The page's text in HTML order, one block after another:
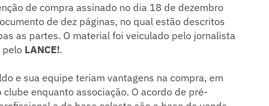
de compra assinado no dia 18 de dezembro
de dez páginas, no qual estão descritos
as partes. O material foi veiculado pelo jornalista
pelo LANCE!.
e sua equipe teriam vantagens na compra, em
enquanto associação. O acordo de pré-